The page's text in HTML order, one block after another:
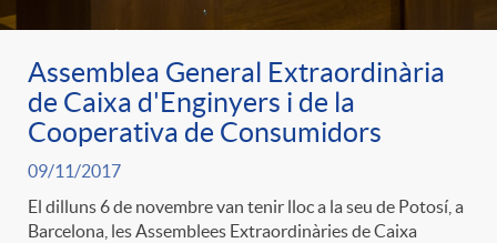
Assemblea General Extraordinària
de Caixa d'Enginyers i de la
Cooperativa de Consumidors
09/11/2017
El dilluns 6 de novembre van tenir lloc a la seu de Potosí, a
Barcelona, les Assemblees Extraordinàries de Caixa